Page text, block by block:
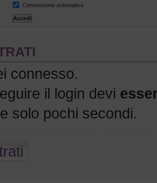
Connessione automatica
connesso.
il login devi
solo pochi secondi.